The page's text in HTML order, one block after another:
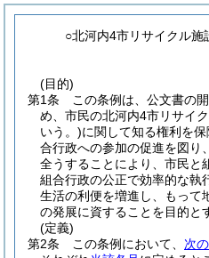
○北河内4市リサイクル施
(目的)
第1条
この条例は、公文書の
め、市民の北河内4市リサイ
いう。)に関して知る権利を
合行政への参加の促進を図り
全うすることにより、市民と
組合行政の公正で効率的な執
生活の利便を増進し、もって
の発展に資することを目的と
(定義)
第2条
この条例において、 次